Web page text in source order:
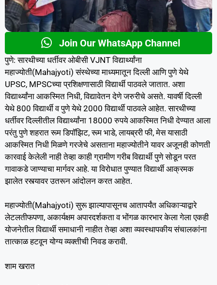
Join Our WhatsApp Channel
पुणे: सारथीच्या धर्तीवर ओबीसी VJNT विद्यार्थ्यांना
महाज्योती(Mahajyoti) संस्थेच्या माध्यमातून दिल्ली आणि पुणे येथे
UPSC, MPSCच्या प्रशिक्षणासाठी विद्यार्थी पाठवले जातात. अशा
विद्यार्थ्यांना आकस्मित निधी, विद्यावेतन देणे जरुरीचे असते. यावर्षी दिल्ली
येथे 800 विद्यार्थी व पुणे येथे 2000 विद्यार्थी पाठवले आहेत. सारथीच्या
धर्तीवर दिल्लीतील विद्यार्थ्यांना 18000 रुपये आकस्मित निधी देण्यात आला
परंतु पुणे शहरात रूम डिपॉझिट, रूम भाडे, लायब्ररी फी, मेस यासाठी
आकस्मित निधी मिळणे गरजेचे असताना महाज्योतीने यावर अजूनही कोणती
कारवाई केलेली नाही तेव्हा काही ग्रामीण गरीब विद्यार्थी पुणे सोडून परत
गावाकडे जाण्याचा मार्गवर आहे. या विरोधात पुण्यात विद्यार्थी आक्रमक
झालेत रस्त्यावर उतरून आंदोलन करत आहेत.
महाज्योती(Mahajyoti) सुरू झाल्यापासूनच आतापर्यंत अधिकाऱ्याद्वारे
लेटलतीफपणा, अकार्यक्षम अपारदर्शकता व भोंगळ कारभार केला गेला एकही
योजनेतील विद्यार्थी समाधानी नाहीत तेव्हा अशा व्यवस्थापकीय संचालकांना
तात्काळ हटवून योग्य व्यक्तीची निवड करावी.
शाम खरात